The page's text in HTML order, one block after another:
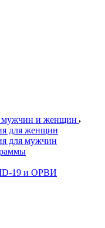
мужчин и женщин
для женщин
для мужчин
19 и ОРВИ